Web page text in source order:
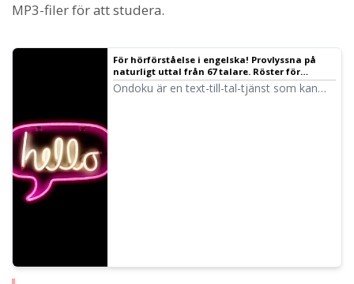
MP3-filer för att studera.
För hörförståelse i engelska! Provlyssna på
naturligt uttal från 67 talare. Röster för
kvinnor, män, flickor och pojkar! ｜ Text-till-
tal-programvara Ondoku
Ondoku är en text-till-tal-tjänst som kan